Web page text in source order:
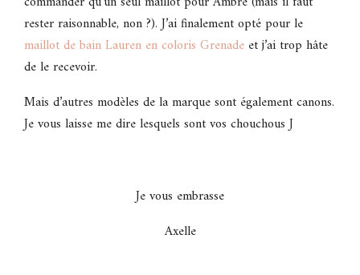
rester raisonnable, non ?). J’ai finalement opté pour le
maillot de bain Lauren en coloris Grenade et j’ai trop hâte
de le recevoir.
Mais d’autres modèles de la marque sont également canons.
Je vous laisse me dire lesquels sont vos chouchous J
Je vous embrasse
Axelle